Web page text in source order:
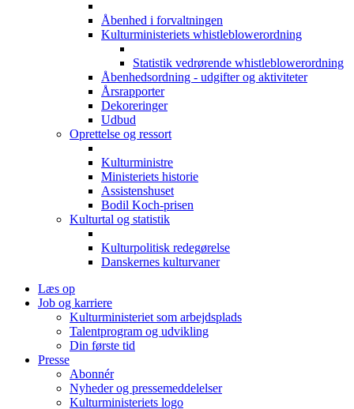
Åbenhed i forvaltningen
Kulturministeriets whistleblowerordning
Statistik vedrørende whistleblowerordning
Åbenhedsordning - udgifter og aktiviteter
Årsrapporter
Dekoreringer
Udbud
Oprettelse og ressort
Kulturministre
Ministeriets historie
Assistenshuset
Bodil Koch-prisen
Kulturtal og statistik
Kulturpolitisk redegørelse
Danskernes kulturvaner
Læs op
Job og karriere
Kulturministeriet som arbejdsplads
Talentprogram og udvikling
Din første tid
Presse
Abonnér
Nyheder og pressemeddelelser
Kulturministeriets logo